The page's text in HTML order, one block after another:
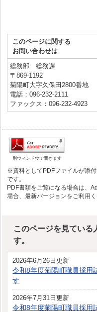
このページに関する
お問い合わせは
総務部 総務課
〒869-1192
菊陽町大字久保田2800番地
電話：096-232-2111
ファックス：096-232-4923
別ウィンドウで開きます
※資料としてPDFファイルが添
です。
PDF書類をご覧になる場合は、
場合、最新バージョンをご利用く
このページを見ている
す。
2026年6月26日更新
令和8年度菊陽町職員採用
す
2026年7月31日更新
令和8年度菊陽町職員採用